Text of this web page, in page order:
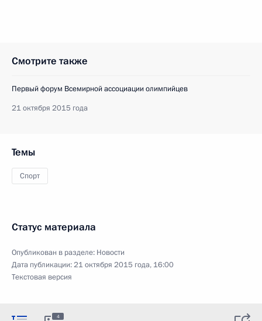
Смотрите также
Первый форум Всемирной ассоциации олимпийцев
21 октября 2015 года
Темы
Спорт
Статус материала
Опубликован в разделе: Новости
Дата публикации:21 октября 2015 года, 16:00
Текстовая версия
4